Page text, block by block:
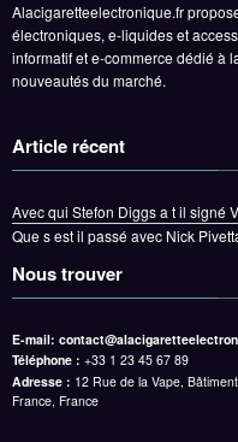
Alacigaretteelectronique.fr
électroniques, e-liquides et
informatif et e-commerce dédié à
nouveautés du marché.
Article récent
Avec qui Stefon Diggs a t il signé
Que s est il passé avec Nick
Nous trouver
E-mail:
Téléphone : +33 1 23 45 67 89
Adresse : 12 Rue de la Vape,
France, France